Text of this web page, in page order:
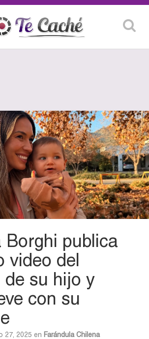
Borghi publica
video del
de su hijo y
con su
27, 2025 en Farándula Chilena